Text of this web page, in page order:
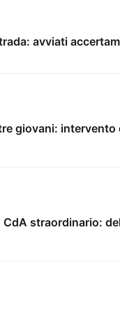
avviati
giovani: intervento
CdA straordinario: